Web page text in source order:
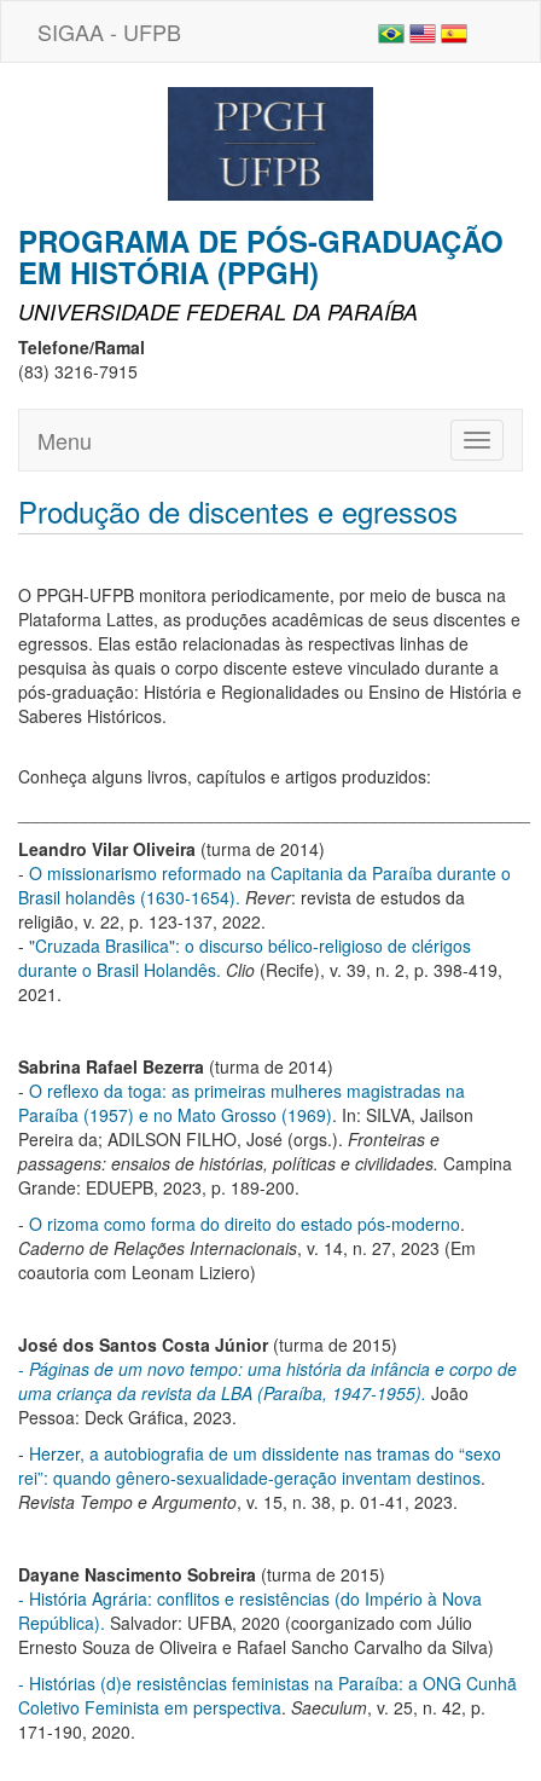
SIGAA - UFPB
PROGRAMA DE PÓS-GRADUAÇÃO
EM HISTÓRIA (PPGH)
UNIVERSIDADE FEDERAL DA PARAÍBA
Telefone/Ramal
(83) 3216-7915
Toggle
Menu
Produção de discentes e egressos
O PPGH-UFPB monitora periodicamente, por meio de busca na
Plataforma Lattes, as produções acadêmicas de seus discentes e
egressos. Elas estão relacionadas às respectivas linhas de
pesquisa às quais o corpo discente esteve vinculado durante a
pós-graduação: História e Regionalidades ou Ensino de História e
Saberes Históricos.
Conheça alguns livros, capítulos e artigos produzidos:
Leandro Vilar Oliveira (turma de 2014)
- O missionarismo reformado na Capitania da Paraíba durante o
Brasil holandês (1630-1654). Rever: revista de estudos da
religião, v. 22, p. 123-137, 2022.
- "Cruzada Brasilica": o discurso bélico-religioso de clérigos
durante o Brasil Holandês. Clio (Recife), v. 39, n. 2, p. 398-419,
2021.
Sabrina Rafael Bezerra (turma de 2014)
- O reflexo da toga: as primeiras mulheres magistradas na
Paraíba (1957) e no Mato Grosso (1969). In: SILVA, Jailson
Pereira da; ADILSON FILHO, José (orgs.). Fronteiras e
passagens: ensaios de histórias, políticas e civilidades. Campina
Grande: EDUEPB, 2023, p. 189-200.
- O rizoma como forma do direito do estado pós-moderno.
Caderno de Relações Internacionais, v. 14, n. 27, 2023 (Em
coautoria com Leonam Liziero)
José dos Santos Costa Júnior (turma de 2015)
- Páginas de um novo tempo: uma história da infância e corpo de
uma criança da revista da LBA (Paraíba, 1947-1955). João
Pessoa: Deck Gráfica, 2023.
- Herzer, a autobiografia de um dissidente nas tramas do “sexo
rei”: quando gênero-sexualidade-geração inventam destinos.
Revista Tempo e Argumento, v. 15, n. 38, p. 01-41, 2023.
Dayane Nascimento Sobreira (turma de 2015)
- História Agrária: conflitos e resistências (do Império à Nova
República). Salvador: UFBA, 2020 (coorganizado com Júlio
Ernesto Souza de Oliveira e Rafael Sancho Carvalho da Silva)
- Histórias (d)e resistências feministas na Paraíba: a ONG Cunhã
Coletivo Feminista em perspectiva. Saeculum, v. 25, n. 42, p.
171-190, 2020.